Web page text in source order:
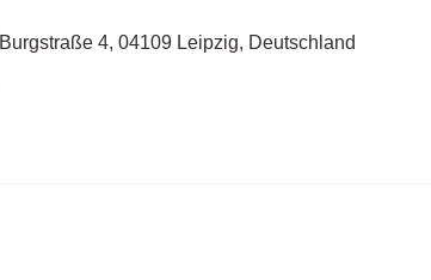
Burgstraße 4, 04109 Leipzig, Deutschland